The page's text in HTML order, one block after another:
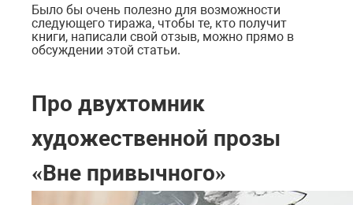
Было бы очень полезно для возможности
следующего тиража, чтобы те, кто получит
книги, написали свой отзыв, можно прямо в
обсуждении этой статьи.
Про двухтомник
художественной прозы
«Вне привычного»